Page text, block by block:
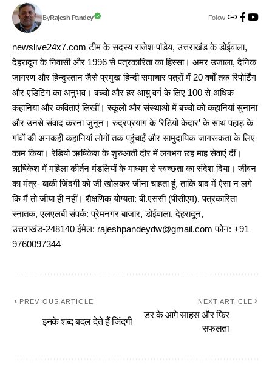
ByRajesh Pandey Follow:
newslive24x7.com टीम के सदस्य राजेश पांडेय, उत्तराखंड के डोईवाला,
देहरादून के निवासी और 1996 से पत्रकारिता का हिस्सा। अमर उजाला, दैनिक
जागरण और हिन्दुस्तान जैसे प्रमुख हिन्दी समाचार पत्रों में 20 वर्षों तक रिपोर्टिंग
और एडिटिंग का अनुभव। बच्चों और हर आयु वर्ग के लिए 100 से अधिक
कहानियां और कविताएं लिखीं। स्कूलों और संस्थाओं में बच्चों को कहानियां सुनाना
और उनसे संवाद करना जुनून। रुद्रप्रयाग के ‘रेडियो केदार’ के साथ पहाड़ के
गांवों की अनकही कहानियां लोगों तक पहुंचाईं और सामुदायिक जागरूकता के लिए
काम किया। रेडियो ऋषिकेश के शुरुआती दौर में लगभग छह माह सेवाएं दीं।
ऋषिकेश में महिला कीर्तन मंडलियों के माध्यम से स्वच्छता का संदेश दिया। जीवन
का मंत्र- बाकी जिंदगी को जी खोलकर जीना चाहता हूं, ताकि बाद में ऐसा न लगे
कि मैं तो जीया ही नहीं। शैक्षणिक योग्यता: बी.एससी (पीसीएम), पत्रकारिता
स्नातक, एलएलबी संपर्क: प्रेमनगर बाजार, डोईवाला, देहरादून,
उत्तराखंड-248140 ईमेल: rajeshpandeydw@gmail.com फोन: +91
9760097344
PREVIOUS ARTICLE
इनके शब्द बदल देते हैं जिंदगी
NEXT ARTICLE
डर के आगे साहस और फिर
सफलता